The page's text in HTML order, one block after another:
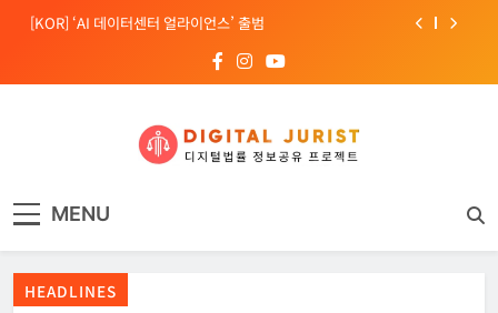
Skip[EU] 틱톡의 아동 보호 미흡 관련 예비 조사결과 발표
[소청백의 노동&사람] 삼성SDS 노동조합 설립을 바라보며
[KOR] ‘AI 데이터센터 얼라이언스’ 출범
[EU] 틱톡의 아동 보호 미흡 관련 예비 조사결과 발표
MENU
HEADLINES